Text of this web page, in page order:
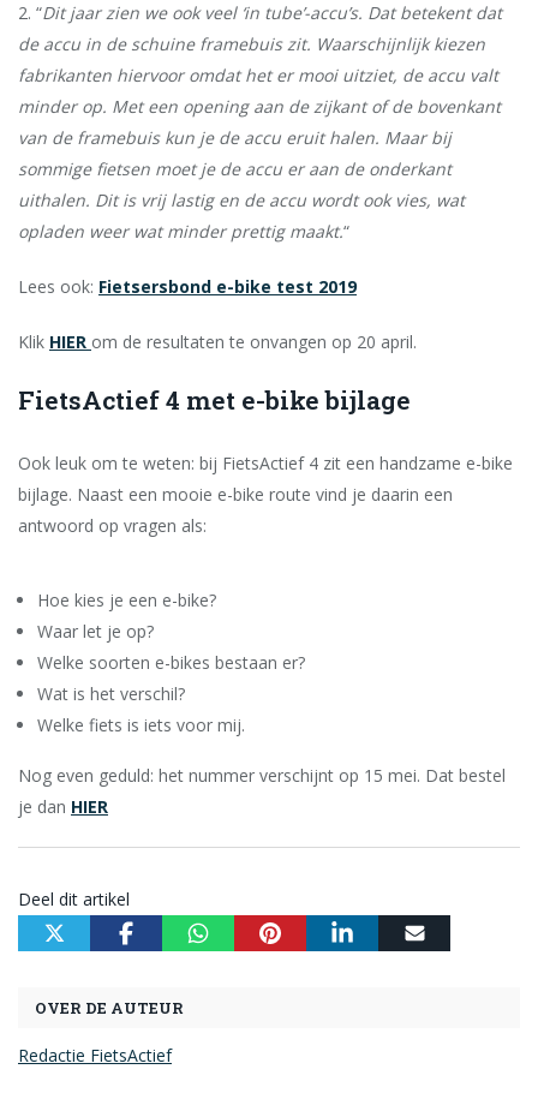
2. “Dit jaar zien we ook veel ‘in tube’-accu’s. Dat betekent dat
de accu in de schuine framebuis zit. Waarschijnlijk kiezen
fabrikanten hiervoor omdat het er mooi uitziet, de accu valt
minder op. Met een opening aan de zijkant of de bovenkant
van de framebuis kun je de accu eruit halen. Maar bij
sommige fietsen moet je de accu er aan de onderkant
uithalen. Dit is vrij lastig en de accu wordt ook vies, wat
opladen weer wat minder prettig maakt.“
Lees ook: Fietsersbond e-bike test 2019
Klik HIER om de resultaten te onvangen op 20 april.
FietsActief 4 met e-bike bijlage
Ook leuk om te weten: bij FietsActief 4 zit een handzame e-bike
bijlage. Naast een mooie e-bike route vind je daarin een
antwoord op vragen als:
Hoe kies je een e-bike?
Waar let je op?
Welke soorten e-bikes bestaan er?
Wat is het verschil?
Welke fiets is iets voor mij.
Nog even geduld: het nummer verschijnt op 15 mei. Dat bestel
je dan HIER
Deel dit artikel
OVER DE AUTEUR
Redactie FietsActief